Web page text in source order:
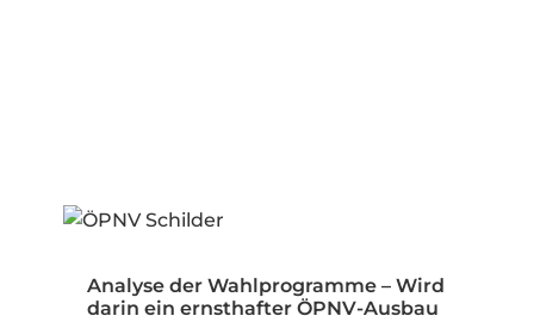
Analyse der Wahlprogramme – Wird
darin ein ernsthafter ÖPNV-Ausbau